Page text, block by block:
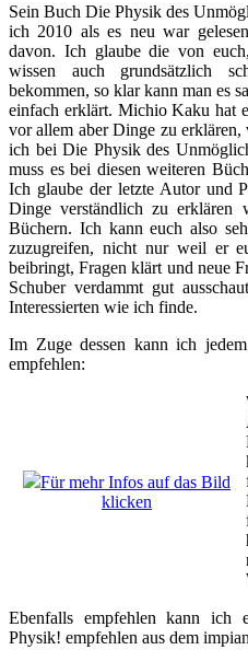
Sein Buch Die Physik des
ich 2010 als es neu war
davon. Ich glaube die von
wissen auch grundsätzlich
bekommen, so klar kann man es
einfach erklärt. Michio Kaku hat
vor allem aber Dinge zu erklären,
ich bei Die Physik des
muss es bei diesen weiteren
Ich glaube der letzte Autor und
Dinge verständlich zu erklären
Büchern. Ich kann euch also
zuzugreifen, nicht nur weil er
beibringt, Fragen klärt und neue
Schuber verdammt gut
Interessierten wie ich finde.
Im Zuge dessen kann ich
empfehlen:
Für mehr Infos auf das Bild
klicken
Ebenfalls empfehlen kann ich
Physik! empfehlen aus dem